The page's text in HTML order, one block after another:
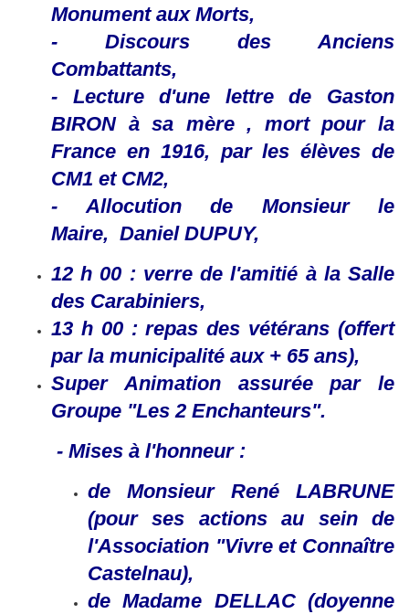
Monument aux Morts,
- Discours des Anciens
Combattants,
- Lecture d'une lettre de Gaston
BIRON à sa mère , mort pour la
France en 1916, par les élèves de
CM1 et CM2,
- Allocution de Monsieur le
Maire, Daniel DUPUY,
12 h 00 : verre de l'amitié à la Salle
des Carabiniers,
13 h 00 : repas des vétérans (offert
par la municipalité aux + 65 ans),
Super Animation assurée par le
Groupe "Les 2 Enchanteurs".
- Mises à l'honneur :
de Monsieur René LABRUNE
(pour ses actions au sein de
l'Association "Vivre et Connaître
Castelnau),
de Madame DELLAC (doyenne